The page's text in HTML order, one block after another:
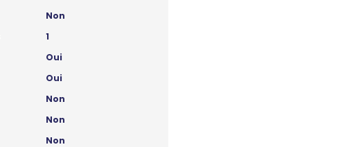
Non
1
Oui
Oui
Non
Non
Non